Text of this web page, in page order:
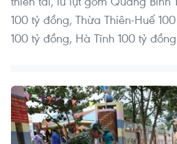
100 tỷ đồng, Thừa Thiên-Huế
100 tỷ đồng, Hà Tĩnh 100 tỷ